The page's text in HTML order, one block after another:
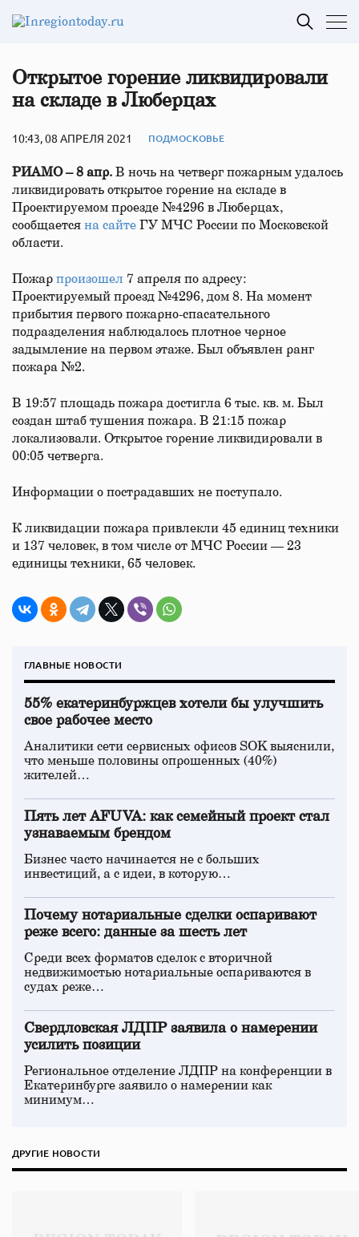
Открытое горение ликвидировали
на складе в Люберцах
10:43, 08 АПРЕЛЯ 2021 ПОДМОСКОВЬЕ
РИАМО – 8 апр. В ночь на четверг пожарным удалось
ликвидировать открытое горение на складе в
Проектируемом проезде №4296 в Люберцах,
сообщается на сайте ГУ МЧС России по Московской
области.
Пожар произошел 7 апреля по адресу:
Проектируемый проезд №4296, дом 8. На момент
прибытия первого пожарно-спасательного
подразделения наблюдалось плотное черное
задымление на первом этаже. Был объявлен ранг
пожара №2.
В 19:57 площадь пожара достигла 6 тыс. кв. м. Был
создан штаб тушения пожара. В 21:15 пожар
локализовали. Открытое горение ликвидировали в
00:05 четверга.
Информации о пострадавших не поступало.
К ликвидации пожара привлекли 45 единиц техники
и 137 человек, в том числе от МЧС России — 23
единицы техники, 65 человек.
ГЛАВНЫЕ НОВОСТИ
55% екатеринбуржцев хотели бы улучшить
свое рабочее место
Аналитики сети сервисных офисов SOK выяснили,
что меньше половины опрошенных (40%)
жителей…
Пять лет AFUVA: как семейный проект стал
узнаваемым брендом
Бизнес часто начинается не с больших
инвестиций, а с идеи, в которую…
Почему нотариальные сделки оспаривают
реже всего: данные за шесть лет
Среди всех форматов сделок с вторичной
недвижимостью нотариальные оспариваются в
судах реже…
Свердловская ЛДПР заявила о намерении
усилить позиции
Региональное отделение ЛДПР на конференции в
Екатеринбурге заявило о намерении как
минимум…
ДРУГИЕ НОВОСТИ